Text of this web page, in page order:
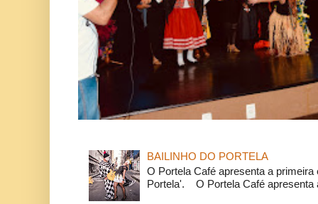
BAILINHO DO PORTELA
O Portela Café apresenta a
Portela'. O Portela Café apresenta